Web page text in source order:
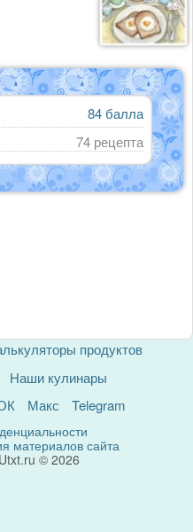
84 балла
74 рецепта
продуктов
Наши кулинары
Макс Telegram
материалов сайта
© 2026